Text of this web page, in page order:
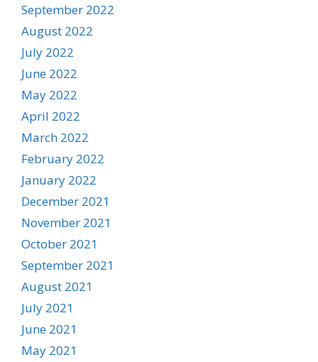
September 2022
August 2022
July 2022
June 2022
May 2022
April 2022
March 2022
February 2022
January 2022
December 2021
November 2021
October 2021
September 2021
August 2021
July 2021
June 2021
May 2021